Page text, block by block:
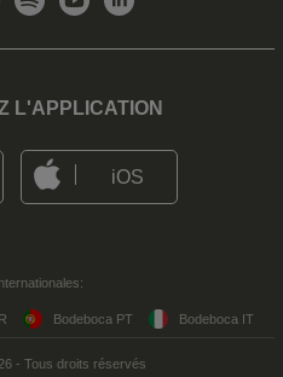
L'APPLICATION
iOS
Bodeboca PT Bodeboca IT
- Tous droits réservés